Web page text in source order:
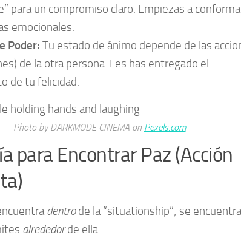
para un compromiso claro. Empiezas a
emocionales.
Poder: Tu estado de ánimo depende de las
de la otra persona. Les has entregado el
de tu felicidad.
Photo by DARKMODE CINEMA on Pexels.com
para Encontrar Paz (Acción
dentrode la “situationship”; se
alrededorde ella.